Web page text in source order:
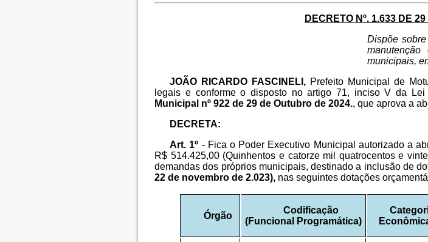
DECRETO Nº. 1.633 DE
Dispõe
municipais,
JOÃO RICARDO FASCINELI, Prefeito Municipal de
legais e conforme o disposto no artigo 71, inciso V da
Municipal nº 922 de 29 de Outubro de 2024., que aprova a
DECRETA:
Art. 1º - Fica o Poder Executivo Municipal autorizado a
R$ 514.425,00 (Quinhentos e catorze mil quatrocentos e
demandas dos próprios municipais, destinado a inclusão de
22 de novembro de 2.023), nas seguintes dotações
Órgão
Codificação
(Funcional Programática)